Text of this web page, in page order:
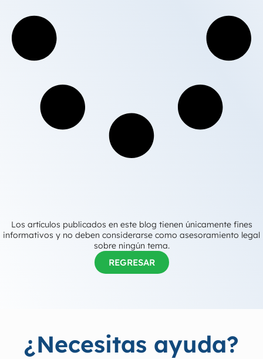
Los artículos publicados en este blog tienen únicamente fines
informativos y no deben considerarse como asesoramiento legal
sobre ningún tema.
REGRESAR
¿Necesitas ayuda?